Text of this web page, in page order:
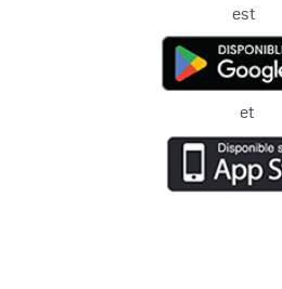
est
et